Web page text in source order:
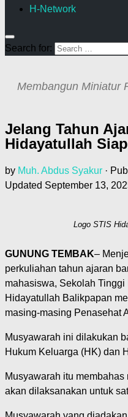
H-Network
Search for:
Membangun Miniatur
Jelang Tahun
Hidayatullah
by Muh. Abdus Syakur ·
Updated September 13,
Logo STIS
GUNUNG TEMBAK–
perkuliahan tahun ajaran
mahasiswa, Sekolah
Hidayatullah Balikpapan
masing-masing Penasehat
Musyawarah ini dilakukan
Hukum Keluarga (HK) dan
Musyawarah itu
akan dilaksanakan untuk